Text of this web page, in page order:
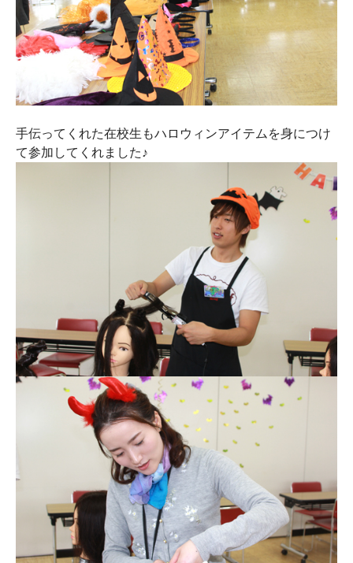
手伝ってくれた在校生もハロウィンアイテムを身につけ
て参加してくれました♪